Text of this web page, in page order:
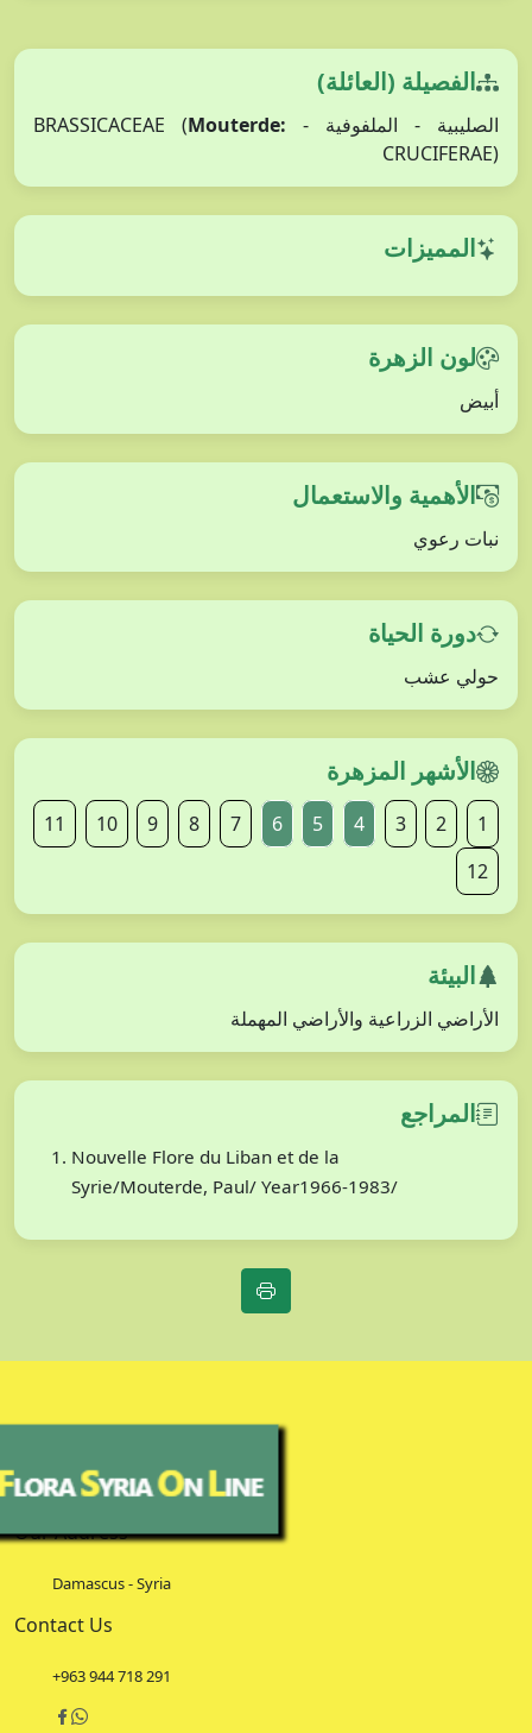
الفصيلة (العائلة)
الصليبية - الملفوفية - BRASSICACEAE ( Mouterde:
CRUCIFERAE)
المميزات
لون الزهرة
أبيض
الأهمية والاستعمال
نبات رعوي
دورة الحياة
حولي عشب
الأشهر المزهرة
1
2
3
4
5
6
7
8
9
10
11
12
البيئة
الأراضي الزراعية والأراضي المهملة
المراجع
Nouvelle Flore du Liban et de la
Syrie/Mouterde, Paul/ Year1966-1983/
Our Address
Damascus - Syria
Contact Us
+963 944 718 291